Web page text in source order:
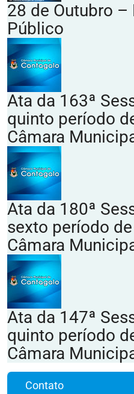
28 de Outubro –
Público
Ata da 163ª
quinto período
Câmara
Ata da 180ª
sexto período
Câmara
Ata da 147ª
quinto período
Câmara
Contato